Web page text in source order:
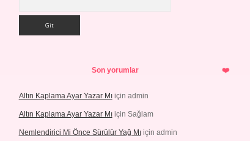
Son yorumlar
Altın Kaplama Ayar Yazar Mıiçin admin
Altın Kaplama Ayar Yazar Mıiçin Sağlam
Nemlendirici Mi Önce Sürülür Yağ Mıiçin admin